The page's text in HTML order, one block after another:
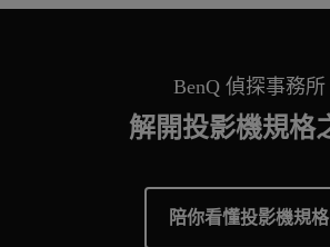
BenQ 偵探事務所
解開投影機規格
陪你看懂投影機規格